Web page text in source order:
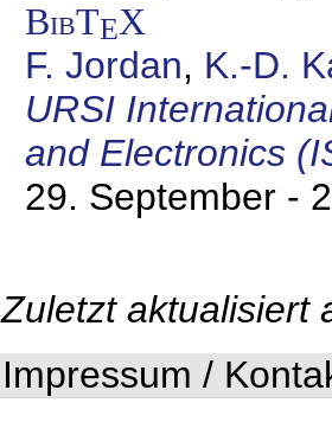
BibTEX
F. Jordan, K.-D.
URSI
and Electronics
29. September -
Zuletzt aktualisiert
Impressum /